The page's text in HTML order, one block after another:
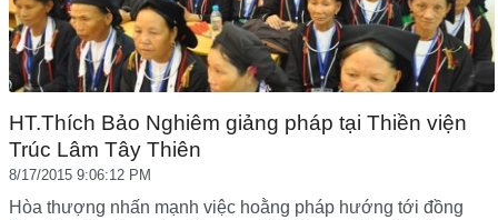
HT.Thích Bảo Nghiêm giảng pháp tại Thiền viện
Trúc Lâm Tây Thiên
8/17/2015 9:06:12 PM
Hòa thượng nhấn mạnh việc hoằng pháp hướng tới đồng